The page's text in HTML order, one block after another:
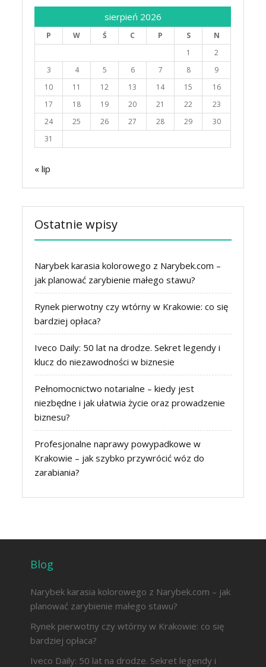
sierpień 2026
P W Ś C P S
N
1
2
3
4 5 6 7 8
9
10
11 12 13 14 15
16
17
18 19 20 21 22
23
24
25 26 27 28 29
30
31
« lip
Ostatnie wpisy
Narybek karasia kolorowego z Narybek.com –
jak planować zarybienie małego stawu?
Rynek pierwotny czy wtórny w Krakowie: co się
bardziej opłaca?
Iveco Daily: 50 lat na drodze. Sekret legendy i
klucz do niezawodności w biznesie
Pełnomocnictwo notarialne – kiedy jest
niezbędne i jak ułatwia życie oraz prowadzenie
biznesu?
Profesjonalne naprawy powypadkowe w
Krakowie – jak szybko przywrócić wóz do
zarabiania?
Blog
Narybek karasia kolorowego z Narybek.com – jak
planować zarybienie małego stawu?
Rynek pierwotny czy wtórny w Krakowie: co się
bardziej opłaca?
Iveco Daily: 50 lat na drodze. Sekret legendy i